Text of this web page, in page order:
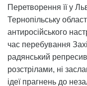
Перетворення її у
Тернопільську
антиросійського
час перебування
радянський
розстрілами, ні
ідеї прагнень до